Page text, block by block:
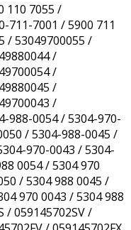
110 7055 /
711-7001 / 5900 711
/ 53049700055 /
/
/
/
/
988-0054 / 5304-970-
/ 5304-988-0045 /
970-0043 / 5304-
0054 / 5304 970
/ 5304 988 0045 /
970 0043 / 5304 988
/ 059145702SV /